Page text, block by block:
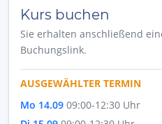
Kurs buchen
Sie erhalten anschließend
Buchungslink.
AUSGEWÄHLTER TERMIN
Mo 14.09 09:00-12:30 Uhr